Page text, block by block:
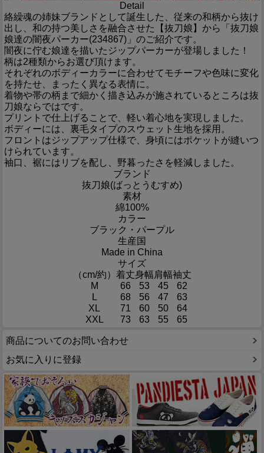
Detail
絡繰魂の姉妹ブランドとして誕生した、従来の和柄から抜け
出し、和の持つ美しさを融合させた【抜刀娘】から「抜刀娘
娘達の闇夜パーカー(234867)」のご紹介です。
闇夜に佇む娘達を描いたジップパーカーが登場しました！
柄は2種類からお選び頂けます。
それぞれのボディーカラーに合わせてモチーフや色味に変化
を持たせ、まったく異なる表情に。
着物や帯の柄まで細かく描き込みが施されているところは抜
刀娘ならではです。
プリントで仕上げることで、軽い着心地を実現しました。
ボディーには、裏毛タイプのスウェット生地を採用。
フロントはジップアップ仕様で、身頃にはポケットが縫いつ
けられています。
袖口、裾にはリブを配し、野暮ったさを軽減しました。
ブランド
抜刀娘(ばっとうむすめ)
素材
綿100%
カラー
ブラック・パープル
生産国
Made in China
サイズ
（cm/約） 着丈身幅肩幅袖丈
M
66 53 45
62
L
68 56 47
63
XL
71 60 50
64
XXL
73 63 55 65
商品についてのお問い合わせ
お気に入りに登録